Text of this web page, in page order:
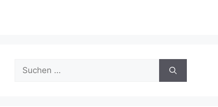
Suche
nach: